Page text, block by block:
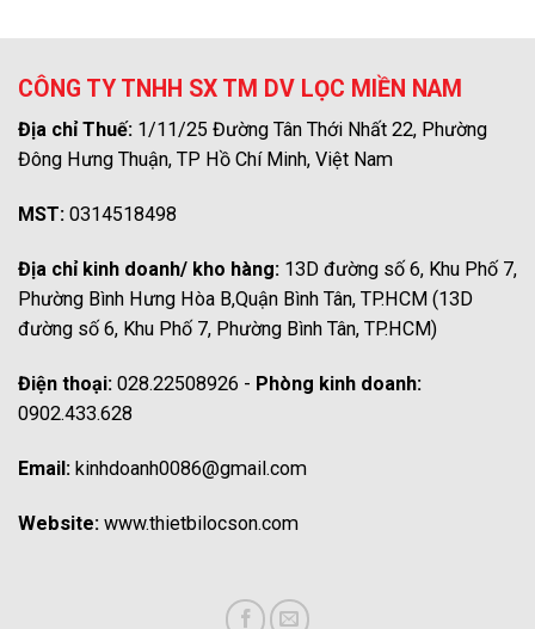
CÔNG TY TNHH SX TM DV LỌC MIỀN NAM
Địa chỉ Thuế: 1/11/25 Đường Tân Thới Nhất 22, Phường
Đông Hưng Thuận, TP Hồ Chí Minh, Việt Nam
MST: 0314518498
Địa chỉ kinh doanh/ kho hàng: 13D đường số 6, Khu Phố 7,
Phường Bình Hưng Hòa B,Quận Bình Tân, TP.HCM (13D
đường số 6, Khu Phố 7, Phường Bình Tân, TP.HCM)
Điện thoại: 028.22508926 - Phòng kinh doanh:
0902.433.628
Email: kinhdoanh0086@gmail.com
Website: www.thietbilocson.com